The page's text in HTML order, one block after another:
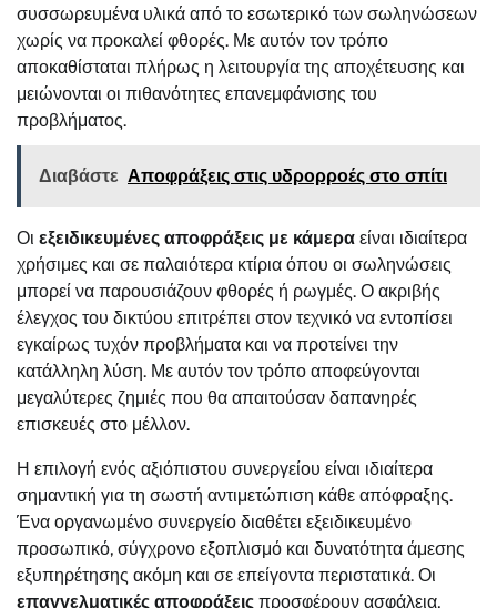
συσσωρευμένα υλικά από το εσωτερικό των σωληνώσεων
χωρίς να προκαλεί φθορές. Με αυτόν τον τρόπο
αποκαθίσταται πλήρως η λειτουργία της αποχέτευσης και
μειώνονται οι πιθανότητες επανεμφάνισης του
προβλήματος.
Διαβάστε Αποφράξεις στις υδρορροές στο σπίτι
Οι εξειδικευμένες αποφράξεις με κάμερα είναι ιδιαίτερα
χρήσιμες και σε παλαιότερα κτίρια όπου οι σωληνώσεις
μπορεί να παρουσιάζουν φθορές ή ρωγμές. Ο ακριβής
έλεγχος του δικτύου επιτρέπει στον τεχνικό να εντοπίσει
εγκαίρως τυχόν προβλήματα και να προτείνει την
κατάλληλη λύση. Με αυτόν τον τρόπο αποφεύγονται
μεγαλύτερες ζημιές που θα απαιτούσαν δαπανηρές
επισκευές στο μέλλον.
Η επιλογή ενός αξιόπιστου συνεργείου είναι ιδιαίτερα
σημαντική για τη σωστή αντιμετώπιση κάθε απόφραξης.
Ένα οργανωμένο συνεργείο διαθέτει εξειδικευμένο
προσωπικό, σύγχρονο εξοπλισμό και δυνατότητα άμεσης
εξυπηρέτησης ακόμη και σε επείγοντα περιστατικά. Οι
επαγγελματικές αποφράξεις προσφέρουν ασφάλεια,